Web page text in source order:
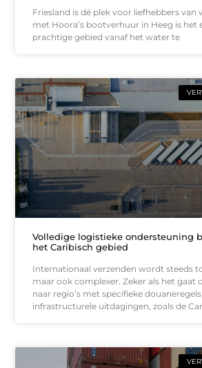
Friesland is dé plek voor liefhebbers van
met Hoora’s bootverhuur in Heeg is
prachtige gebied vanaf het water te
Volledige logistieke ondersteuning
het Caribisch gebied
Internationaal verzenden wordt steeds
maar ook complexer. Zeker als het gaat
naar regio’s met specifieke
infrastructurele uitdagingen, zoals de